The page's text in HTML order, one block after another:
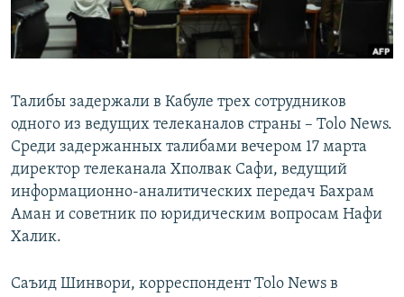
Талибы задержали в Кабуле трех сотрудников
одного из ведущих телеканалов страны – Tolo News.
Среди задержанных талибами вечером 17 марта
директор телеканала Хполвак Сафи, ведущий
информационно-аналитических передач Бахрам
Аман и советник по юридическим вопросам Нафи
Халик.
Саъид Шинвори, корреспондент Tolo News в